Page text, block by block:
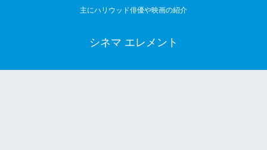
主にハリウッド俳優や映画の紹介
シネマ エレメント